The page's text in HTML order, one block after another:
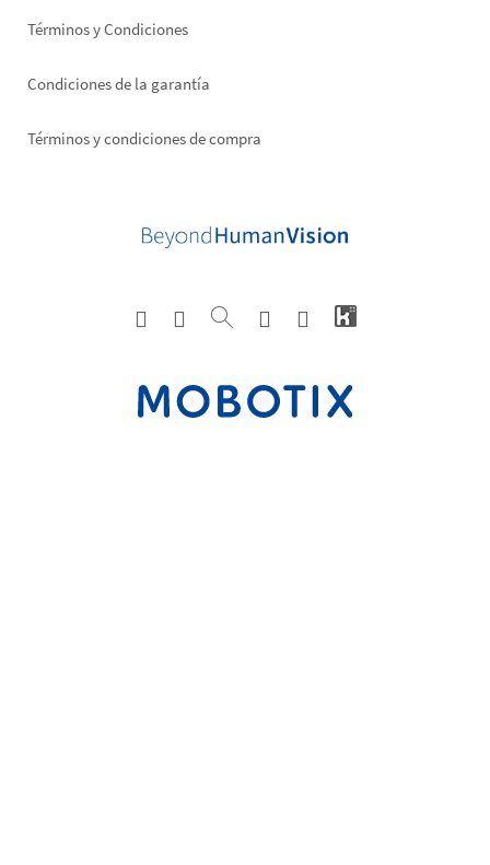
Términos y Condiciones
Condiciones de la garantía
Términos y condiciones de compra